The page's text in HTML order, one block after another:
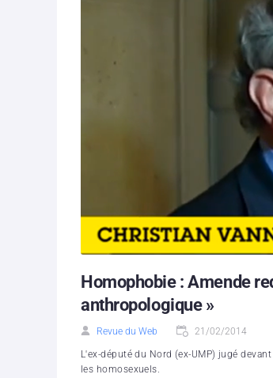
Homophobie : Amende
anthropologique »
Revue du Web 21/02/2014
L'ex-député du Nord (ex-UMP) jugé
les homosexuels.